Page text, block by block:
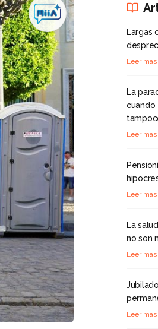
Largas
Leer más
La
cuando
Leer más
Leer más
La
no son
Leer más
Leer más